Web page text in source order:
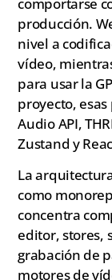
producción.
nivel a
vídeo,
para usar la
proyecto,
Audio API,
Zustand y
La
como
concentra
editor, stores,
grabación de
motores de